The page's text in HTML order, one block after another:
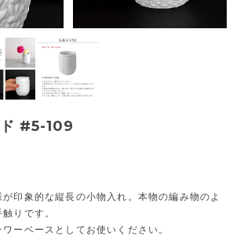
#5-109
印象的な縦長の小物入れ。本物の編み物のよ
りです。
ーベースとしてお使いください。